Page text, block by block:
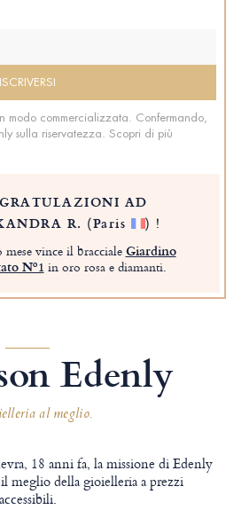
modo commercializzata. Confermando,
sulla riservatezza. Scopri di più
AD
R. (Paris ) !
mese vince il braccialeGiardino
Nº1 in oro rosa e diamanti.
Edenly
al meglio.
18 anni fa, la missione di Edenly
meglio della gioielleria a prezzi
accessibili.